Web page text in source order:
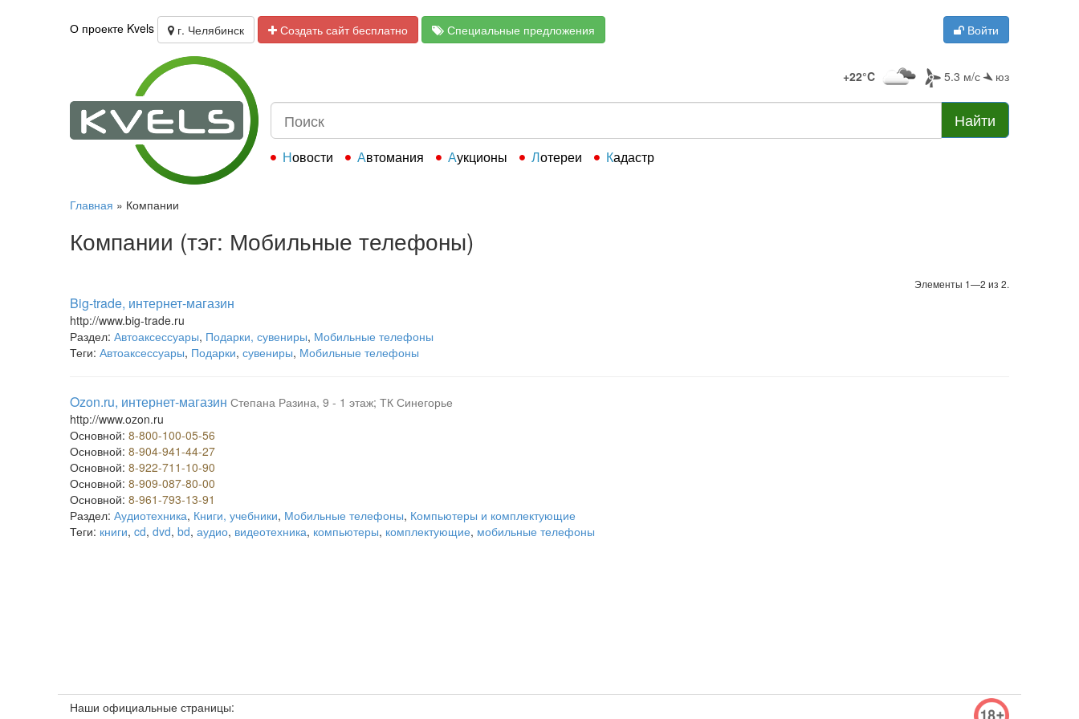
О проекте Kvels г. Челябинск Создать сайт бесплатно Специальные предложения Войти
+22°C 5.3 м/с юз
Найти
Новости Автомания Аукционы Лотереи Кадастр
Главная » Компании
Компании (тэг: Мобильные телефоны)
Элементы 1—2 из 2.
Big-trade, интернет-магазин
http://www.big-trade.ru
Раздел: Автоаксессуары, Подарки, сувениры, Мобильные телефоны
Теги: Автоаксессуары, Подарки, сувениры, Мобильные телефоны
Ozon.ru, интернет-магазин Степана Разина, 9 - 1 этаж; ТК Синегорье
http://www.ozon.ru
Основной: 8-800-100-05-56
Основной: 8-904-941-44-27
Основной: 8-922-711-10-90
Основной: 8-909-087-80-00
Основной: 8-961-793-13-91
Раздел: Аудиотехника, Книги, учебники, Мобильные телефоны, Компьютеры и комплектующие
Теги: книги, cd, dvd, bd, аудио, видеотехника, компьютеры, комплектующие, мобильные телефоны
Наши официальные страницы: